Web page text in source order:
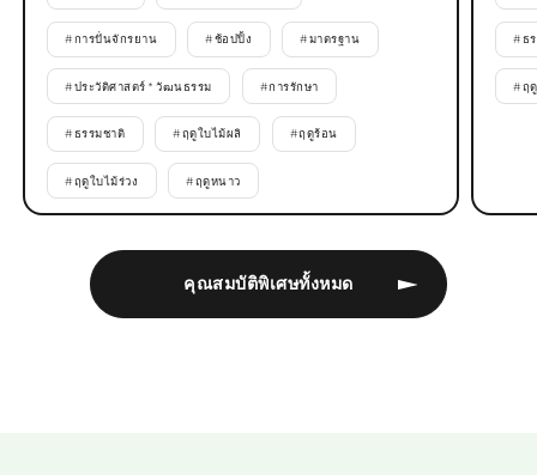
คุณสมบัติพิเศษทั้งหมด
#การปั่นจักรยาน #ช้อปปิ้ง #มาตรฐาน
#ประวัติศาสตร์ * วัฒนธรรม #การรักษา
#ธรรมชาติ #ฤดูใบไม้ผลิ #ฤดูร้อน
#ฤดูใบไม้ร่วง #ฤดูหนาว
#ธ
#ฤ